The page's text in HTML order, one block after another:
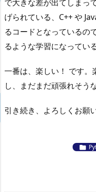
で大きな差が出てしまっ
げられている、C++ や
るコードとなっているの
るような学習になってい
一番は、楽しい！ です。
し、まだまだ頑張れそう
引き続き、よろしくお願
